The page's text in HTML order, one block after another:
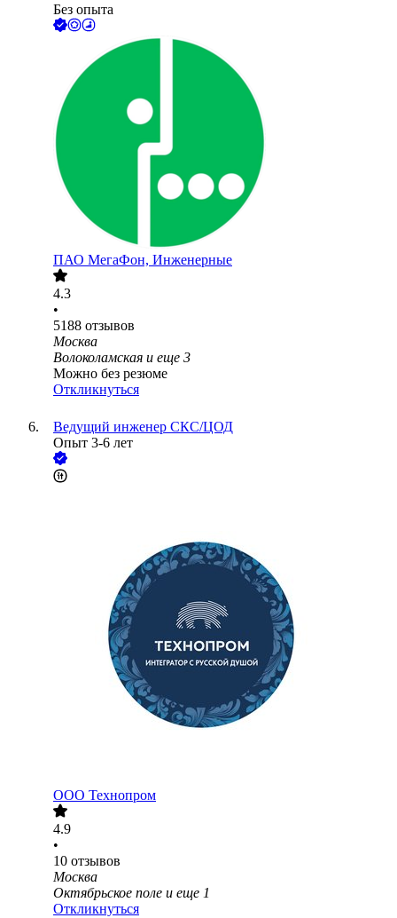
Без опыта
ПАО МегаФон, Инженерные
4.3
•
5188 отзывов
Москва
Волоколамская и еще 3
Можно без резюме
Откликнуться
Ведущий инженер СКС/ЦОД
Опыт 3-6 лет
ООО Технопром
4.9
•
10 отзывов
Москва
Октябрьское поле и еще 1
Откликнуться